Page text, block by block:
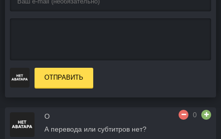
ОТПРАВИТЬ
O
0
А перевода или субтитров нет?